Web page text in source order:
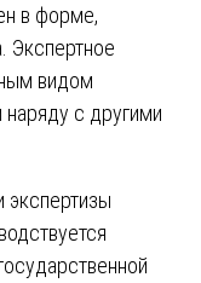
в форме,
Экспертное
видом
наряду с другими
экспертизы